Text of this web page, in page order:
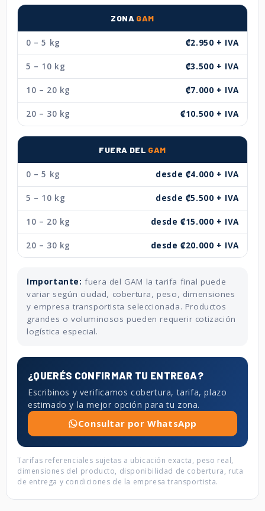
ZONA GAM
0 – 5 kg ₡2.950 + IVA
5 – 10 kg ₡3.500 + IVA
10 – 20 kg ₡7.000 + IVA
20 – 30 kg ₡10.500 + IVA
FUERA DEL GAM
0 – 5 kg desde ₡4.000 + IVA
5 – 10 kg desde ₡5.500 + IVA
10 – 20 kg desde ₡15.000 + IVA
20 – 30 kg desde ₡20.000 + IVA
Importante: fuera del GAM la tarifa final puede
variar según ciudad, cobertura, peso, dimensiones
y empresa transportista seleccionada. Productos
grandes o voluminosos pueden requerir cotización
logística especial.
¿QUERÉS CONFIRMAR TU ENTREGA?
Escribinos y verificamos cobertura, tarifa, plazo
estimado y la mejor opción para tu zona.
Consultar por WhatsApp
Tarifas referenciales sujetas a ubicación exacta, peso real,
dimensiones del producto, disponibilidad de cobertura, ruta
de entrega y condiciones de la empresa transportista.